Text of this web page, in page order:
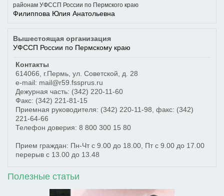
районам УФССП России по Пермского краю
Филиппова Юлия Анатольевна
Вышестоящая организация
УФССП России по Пермскому краю
Контакты
614066
г.Пермь ул. Советской, д. 28
e-mail: mail@r59.fssprus.ru
Дежурная часть: (342) 220-11-60
Факс: (342) 221-81-15
Приемная руководителя: (342) 220-11-98 , факс: (342)
221-64-66
Телефон доверия: 8 800 300 15 80
Прием граждан: Пн-Чт с 9.00 до 18.00, Пт с 9.00 до 17.00
перерыв с 13.00 до 13.48
Полезные статьи